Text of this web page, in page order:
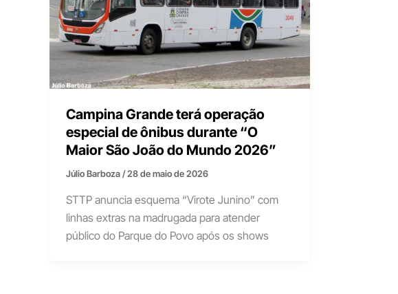
Campina Grande terá operação
especial de ônibus durante “O
Maior São João do Mundo 2026”
Júlio Barboza/28 de maio de 2026
STTP anuncia esquema “Virote Junino” com
linhas extras na madrugada para atender
público do Parque do Povo após os shows